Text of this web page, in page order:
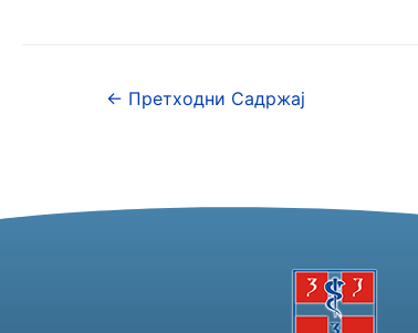
← Претходни Садржај